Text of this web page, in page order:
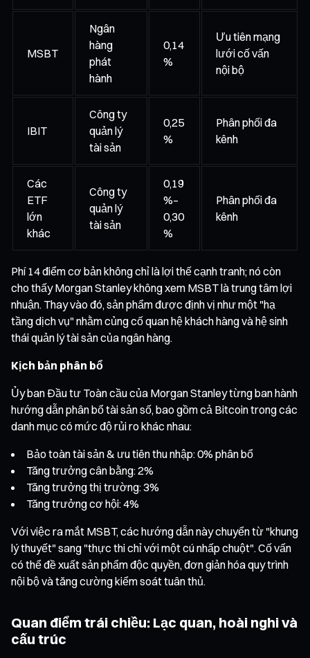
MSBT
Ngân
hàng
phát
hành
0,14
%
Ưu tiên mạng
lưới cố vấn
nội bộ
IBIT
Công ty
quản lý
tài sản
0,25
%
Phân phối đa
kênh
Các
ETF
lớn
khác
Công ty
quản lý
tài sản
0,19
%–
0,30
%
Phân phối đa
kênh
Phí 14 điểm cơ bản không chỉ là lợi thế cạnh tranh; nó còn
cho thấy Morgan Stanley không xem MSBT là trung tâm lợi
nhuận. Thay vào đó, sản phẩm được định vị như một "hạ
tầng dịch vụ" nhằm củng cố quan hệ khách hàng và hệ sinh
thái quản lý tài sản của ngân hàng.
Kịch bản phân bổ
Ủy ban Đầu tư Toàn cầu của Morgan Stanley từng ban hành
hướng dẫn phân bổ tài sản số, bao gồm cả Bitcoin trong các
danh mục có mức độ rủi ro khác nhau:
Bảo toàn tài sản & ưu tiên thu nhập: 0% phân bổ
Tăng trưởng cân bằng: 2%
Tăng trưởng thị trường: 3%
Tăng trưởng cơ hội: 4%
Với việc ra mắt MSBT, các hướng dẫn này chuyển từ "khung
lý thuyết" sang "thực thi chỉ với một cú nhấp chuột". Cố vấn
có thể đề xuất sản phẩm độc quyền, đơn giản hóa quy trình
nội bộ và tăng cường kiểm soát tuân thủ.
Quan điểm trái chiều: Lạc quan, hoài nghi và
cấu trúc